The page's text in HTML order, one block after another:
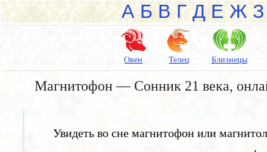
А Б В Г Д Е Ж З
Овен Телец Близнецы
Магнитофон — Сонник 21 века,
Увидеть во сне магнитофон или